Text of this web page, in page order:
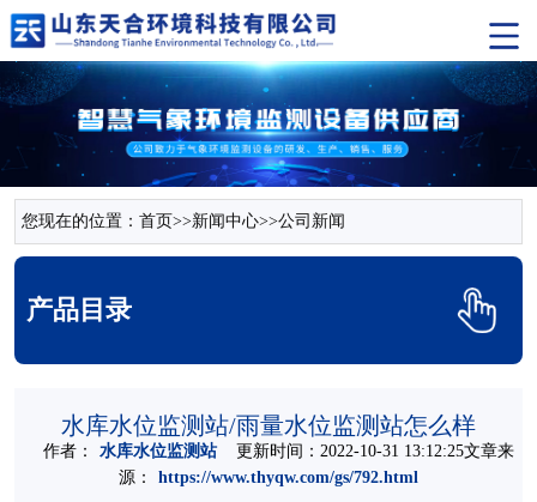
您现在的位置： 首页>>新闻中心>>公司新闻
产品目录
水库水位监测站/雨量水位监测站怎么样
作者： 水库水位监测站更新时间：2022-10-31 13:12:25文章来
源：
https://www.thyqw.com/gs/792.html